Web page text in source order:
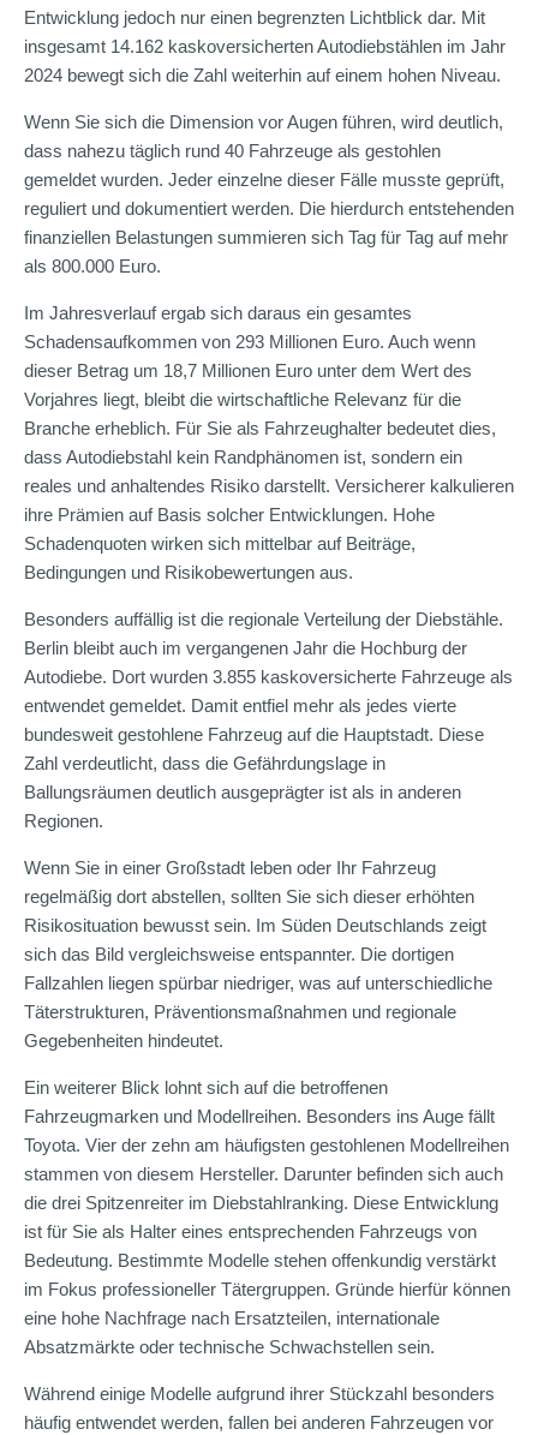
Entwicklung jedoch nur einen begrenzten Lichtblick dar. Mit
insgesamt 14.162 kaskoversicherten Autodiebstählen im Jahr
2024 bewegt sich die Zahl weiterhin auf einem hohen Niveau.
Wenn Sie sich die Dimension vor Augen führen, wird deutlich,
dass nahezu täglich rund 40 Fahrzeuge als gestohlen
gemeldet wurden. Jeder einzelne dieser Fälle musste geprüft,
reguliert und dokumentiert werden. Die hierdurch entstehenden
finanziellen Belastungen summieren sich Tag für Tag auf mehr
als 800.000 Euro.
Im Jahresverlauf ergab sich daraus ein gesamtes
Schadensaufkommen von 293 Millionen Euro. Auch wenn
dieser Betrag um 18,7 Millionen Euro unter dem Wert des
Vorjahres liegt, bleibt die wirtschaftliche Relevanz für die
Branche erheblich. Für Sie als Fahrzeughalter bedeutet dies,
dass Autodiebstahl kein Randphänomen ist, sondern ein
reales und anhaltendes Risiko darstellt. Versicherer kalkulieren
ihre Prämien auf Basis solcher Entwicklungen. Hohe
Schadenquoten wirken sich mittelbar auf Beiträge,
Bedingungen und Risikobewertungen aus.
Besonders auffällig ist die regionale Verteilung der Diebstähle.
Berlin bleibt auch im vergangenen Jahr die Hochburg der
Autodiebe. Dort wurden 3.855 kaskoversicherte Fahrzeuge als
entwendet gemeldet. Damit entfiel mehr als jedes vierte
bundesweit gestohlene Fahrzeug auf die Hauptstadt. Diese
Zahl verdeutlicht, dass die Gefährdungslage in
Ballungsräumen deutlich ausgeprägter ist als in anderen
Regionen.
Wenn Sie in einer Großstadt leben oder Ihr Fahrzeug
regelmäßig dort abstellen, sollten Sie sich dieser erhöhten
Risikosituation bewusst sein. Im Süden Deutschlands zeigt
sich das Bild vergleichsweise entspannter. Die dortigen
Fallzahlen liegen spürbar niedriger, was auf unterschiedliche
Täterstrukturen, Präventionsmaßnahmen und regionale
Gegebenheiten hindeutet.
Ein weiterer Blick lohnt sich auf die betroffenen
Fahrzeugmarken und Modellreihen. Besonders ins Auge fällt
Toyota. Vier der zehn am häufigsten gestohlenen Modellreihen
stammen von diesem Hersteller. Darunter befinden sich auch
die drei Spitzenreiter im Diebstahlranking. Diese Entwicklung
ist für Sie als Halter eines entsprechenden Fahrzeugs von
Bedeutung. Bestimmte Modelle stehen offenkundig verstärkt
im Fokus professioneller Tätergruppen. Gründe hierfür können
eine hohe Nachfrage nach Ersatzteilen, internationale
Absatzmärkte oder technische Schwachstellen sein.
Während einige Modelle aufgrund ihrer Stückzahl besonders
häufig entwendet werden, fallen bei anderen Fahrzeugen vor